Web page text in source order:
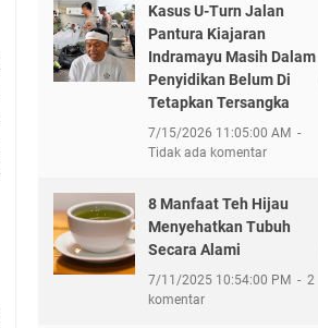
Kasus U-Turn Jalan
Pantura Kiajaran
Indramayu Masih Dalam
Penyidikan Belum Di
Tetapkan Tersangka
7/15/2026 11:05:00 AM
Tidak ada komentar
8 Manfaat Teh Hijau
Menyehatkan Tubuh
Secara Alami
7/11/2025 10:54:00 PM
2
komentar